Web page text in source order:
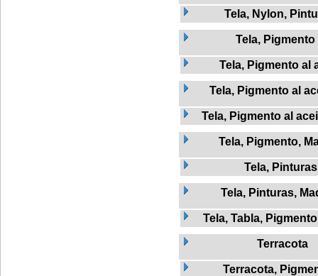
Tela, Nylon,
Tela, Pigmento
Tela, Pigmento al
Tela, Pigmento al
Tela, Pigmento al
Tela, Pigmento,
Tela, Pinturas
Tela, Pinturas,
Tela, Tabla,
Terracota
Terracota,